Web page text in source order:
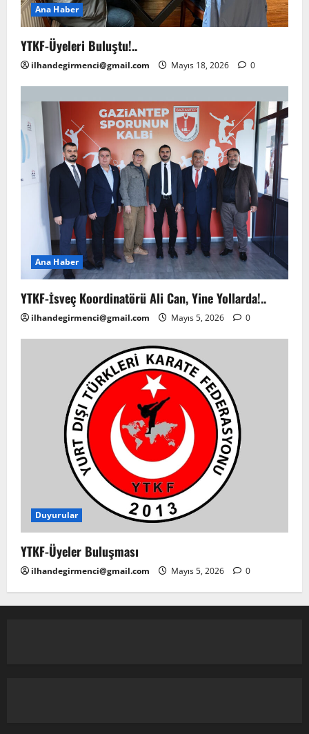
Ana Haber
YTKF-Üyeleri Buluştu!..
ilhandegirmenci@gmail.com Mayıs 18, 2026 0
Ana Haber
YTKF-İsveç Koordinatörü Ali Can, Yine Yollarda!..
ilhandegirmenci@gmail.com Mayıs 5, 2026 0
Duyurular
YTKF-Üyeler Buluşması
ilhandegirmenci@gmail.com Mayıs 5, 2026 0